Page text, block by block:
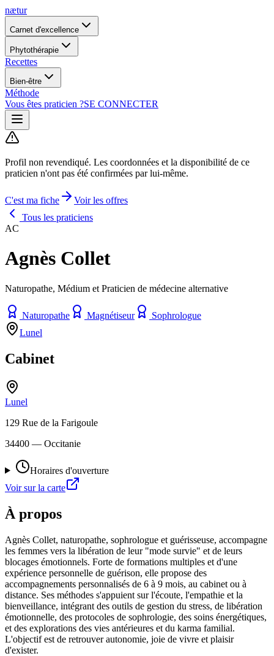
nætur
Carnet d'excellence
Phytothérapie
Recettes
Bien-être
Méthode
Vous êtes praticien ?SE CONNECTER
Profil non revendiqué. Les coordonnées et la disponibilité de ce
praticien n'ont pas été confirmées par lui-même.
C'est ma fiche
Voir les offres
Tous les praticiens
AC
Agnès Collet
Naturopathe, Médium et Praticien de médecine alternative
Naturopathe Magnétiseur
Sophrologue
Lunel
Cabinet
Lunel
129 Rue de la Farigoule
34400 — Occitanie
Horaires d'ouverture
Voir sur la carte
À propos
Agnès Collet, naturopathe, sophrologue et guérisseuse, accompagne
les femmes vers la libération de leur "mode survie" et de leurs
blocages émotionnels. Forte de formations multiples et d'une
expérience personnelle de guérison, elle propose des
accompagnements personnalisés de 6 à 9 mois, au cabinet ou à
distance. Ses méthodes s'appuient sur l'écoute, l'empathie et la
bienveillance, intégrant des outils de gestion du stress, de libération
émotionnelle, des protocoles de sophrologie, des soins énergétiques,
et des explorations des vies antérieures et du karma familial.
L'objectif est de retrouver autonomie, joie de vivre et plaisir
d'exister.